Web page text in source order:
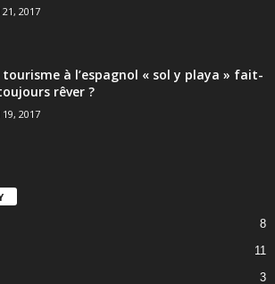
21, 2017
tourisme à l’espagnol « sol y playa » fait-
rêver ?
19, 2017
8
11
3